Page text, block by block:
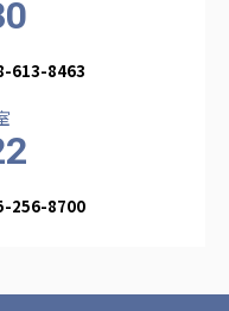
613-8463
256-8700